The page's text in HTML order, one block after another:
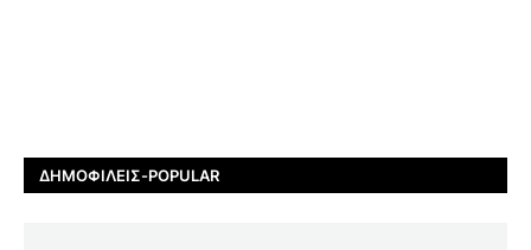
ΔΗΜΟΦΙΛΕΊΣ-POPULAR